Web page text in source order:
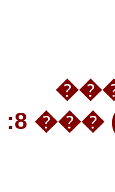
�������� �����������») ��� 8: